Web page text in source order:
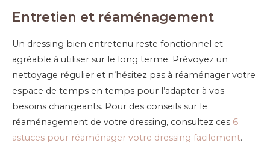
Entretien et réaménagement
Un dressing bien entretenu reste fonctionnel et
agréable à utiliser sur le long terme. Prévoyez un
nettoyage régulier et n’hésitez pas à réaménager votre
espace de temps en temps pour l’adapter à vos
besoins changeants. Pour des conseils sur le
réaménagement de votre dressing, consultez ces 6
astuces pour réaménager votre dressing facilement.